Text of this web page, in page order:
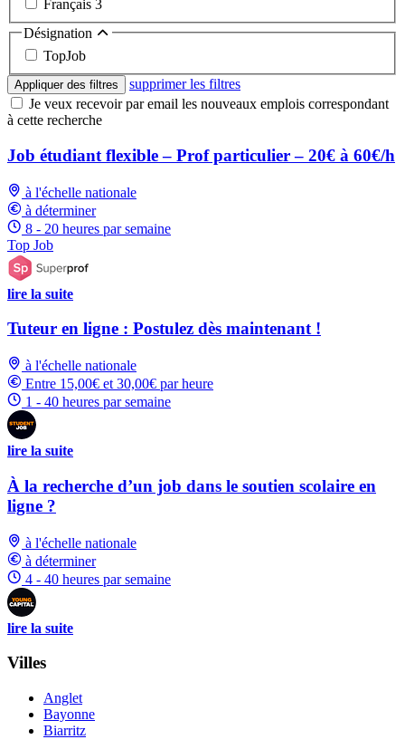
Français 3
Désignation
TopJob
Appliquer des filtres
supprimer les filtres
Je veux recevoir par email les nouveaux emplois correspondant
à cette recherche
Job étudiant flexible – Prof particulier – 20€ à 60€/h
à l'échelle nationale
à déterminer
8 - 20 heures par semaine
Top Job
lire la suite
Tuteur en ligne : Postulez dès maintenant !
à l'échelle nationale
Entre 15,00€ et 30,00€ par heure
1 - 40 heures par semaine
lire la suite
À la recherche d’un job dans le soutien scolaire en
ligne ?
à l'échelle nationale
à déterminer
4 - 40 heures par semaine
lire la suite
Villes
Anglet
Bayonne
Biarritz